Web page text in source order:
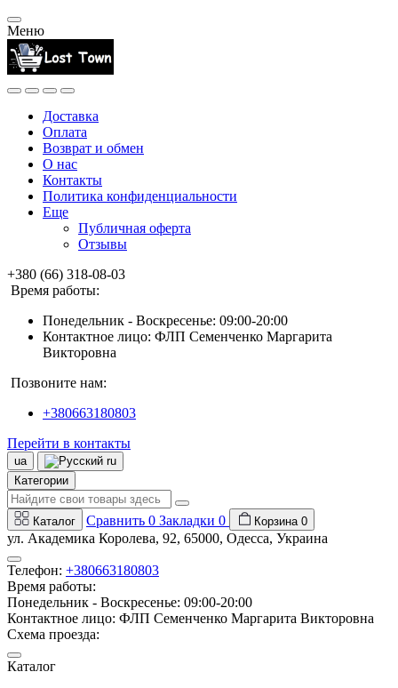
Меню
Доставка
Оплата
Возврат и обмен
О нас
Контакты
Политика конфиденциальности
Еще
Публичная оферта
Отзывы
+380 (66) 318-08-03
Время работы:
Понедельник - Воскресенье: 09:00-20:00
Контактное лицо: ФЛП Семенченко Маргарита
Викторовна
Позвоните нам:
+380663180803
Перейти в контакты
ua
ru
Категории
Каталог Сравнить 0 Закладки 0 Корзина 0
ул. Академика Королева, 92, 65000, Одесса, Украина
Телефон: +380663180803
Время работы:
Понедельник - Воскресенье: 09:00-20:00
Контактное лицо: ФЛП Семенченко Маргарита Викторовна
Схема проезда:
Каталог